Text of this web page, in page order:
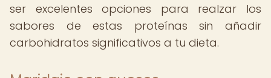
ser excelentes opciones para realzar los
sabores de estas proteínas sin añadir
carbohidratos significativos a tu dieta.